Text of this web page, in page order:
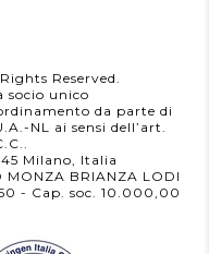
Reserved.
socio unico
da parte di
NL ai sensi dell’art.
Milano, Italia
MONZA BRIANZA LODI
- Cap. soc. 10.000,00